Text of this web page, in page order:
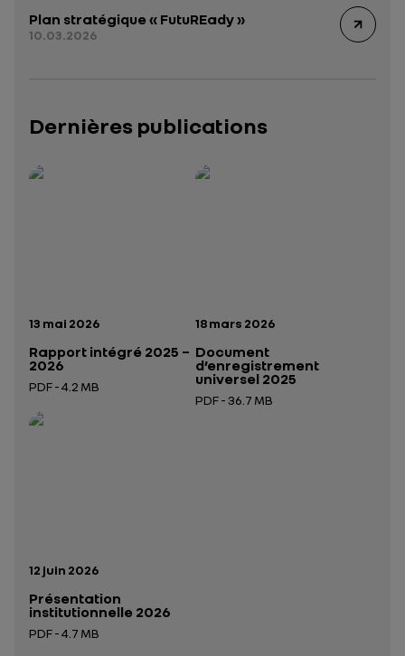
Plan stratégique « FutuREady »
10.03.2026
Dernières publications
Date de publication:
13 mai 2026
Rapport intégré 2025 –
2026
PDF - 4.2 MB
Ouverture dans un nouvel onglet
Rapport intégré 2025 – 2026— données structurées (JSON)
Date de publication:
18 mars 2026
Document
d’enregistrement
universel 2025
PDF - 36.7 MB
Date de publication:
12 juin 2026
Présentation
institutionnelle 2026
PDF - 4.7 MB
Présentation institutionnelle 2026